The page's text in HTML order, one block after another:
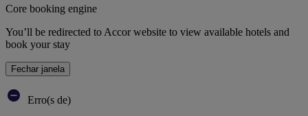
Core booking engine
You’ll be redirected to Accor website to view available hotels and
book your stay
Fechar janela
Erro(s de)